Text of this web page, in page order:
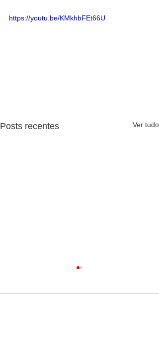
https://youtu.be/KMkhbFEt66U
Posts recentes Ver tudo